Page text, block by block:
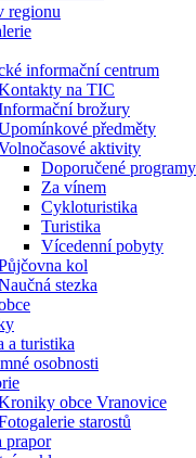
regionu
informační centrum
na TIC
brožury
předměty
aktivity
Doporučené
Za vínem
Cykloturistika
Turistika
Vícedenní pobyty
kol
stezka
a turistika
osobnosti
obce Vranovice
starostů
prapor